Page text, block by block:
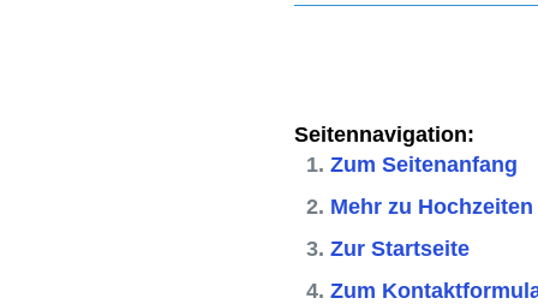
Seitennavigation:
Zum Seitenanfang
Mehr zu Hochzeiten
Zur Startseite
Zum